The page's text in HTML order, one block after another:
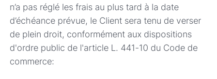
n’a pas réglé les frais au plus tard à la date
d’échéance prévue, le Client sera tenu de verser
de plein droit, conformément aux dispositions
d'ordre public de l'article L. 441-10 du Code de
commerce: